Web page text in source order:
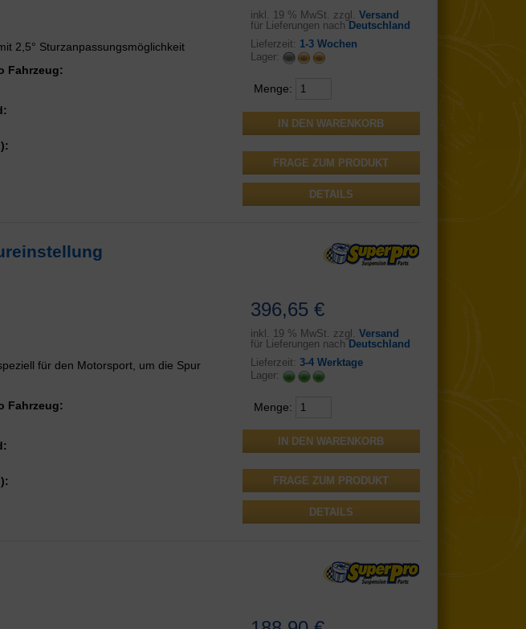
inkl. 19 % MwSt. zzgl. Versand
für Lieferungen nach Deutschland
Lieferzeit: 1-3 Wochen
Lager:
Menge:
FRAGE ZUM PRODUKT
DETAILS
2,5° Sturzanpassungsmöglichkeit
Fahrzeug:
396,65 €
inkl. 19 % MwSt. zzgl. Versand
für Lieferungen nach Deutschland
Lieferzeit: 3-4 Werktage
Lager:
Menge:
FRAGE ZUM PRODUKT
DETAILS
für den Motorsport, um die Spur
Fahrzeug: